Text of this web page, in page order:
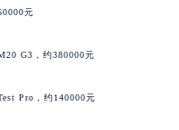
元
G3，约380000元
Pro，约140000元